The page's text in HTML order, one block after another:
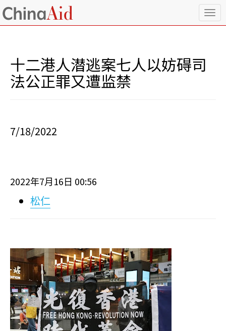
T
o
十二港人潜逃案七人以妨碍司
法公正罪又遭监禁
7/18/2022
2022年7月 16 日 00:56
松仁